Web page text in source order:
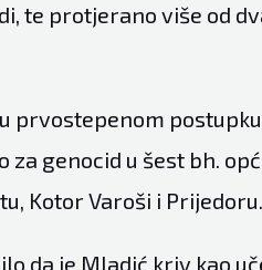
te protjerano više od
prvostepenom
za genocid u šest bh.
Kotor Varoši i Prijedoru.
da je Mladić kriv kao